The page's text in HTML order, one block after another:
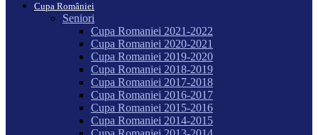
Cupa României
Seniori
Cupa Romaniei 2021-2022
Cupa Romaniei 2020-2021
Cupa Romaniei 2019-2020
Cupa Romaniei 2018-2019
Cupa Romaniei 2017-2018
Cupa Romaniei 2016-2017
Cupa Romaniei 2015-2016
Cupa Romaniei 2014-2015